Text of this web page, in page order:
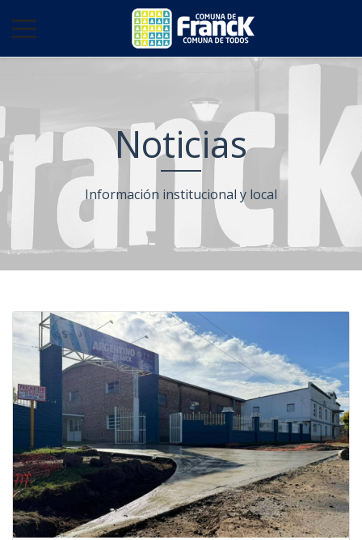
Noticias
Información institucional y local